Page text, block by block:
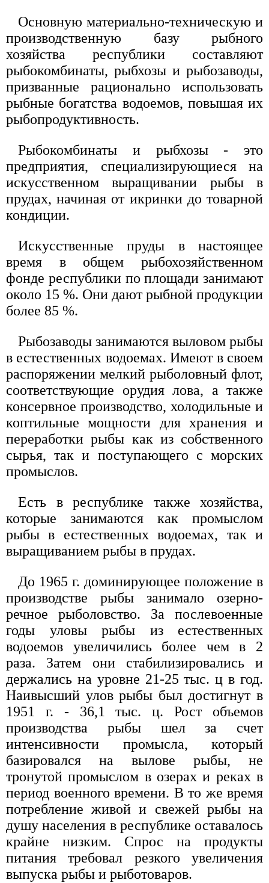
Основную материально-техническую и
производственную базу рыбного
хозяйства республики составляют
рыбокомбинаты, рыбхозы и рыбозаводы,
призванные рационально использовать
рыбные богатства водоемов, повышая их
рыбопродуктивность.
Рыбокомбинаты и рыбхозы - это
предприятия, специализирующиеся на
искусственном выращивании рыбы в
прудах, начиная от икринки до товарной
кондиции.
Искусственные пруды в настоящее
время в общем рыбохозяйственном
фонде республики по площади занимают
около 15 %. Они дают рыбной продукции
более 85 %.
Рыбозаводы занимаются выловом рыбы
в естественных водоемах. Имеют в своем
распоряжении мелкий рыболовный флот,
соответствующие орудия лова, а также
консервное производство, холодильные и
коптильные мощности для хранения и
переработки рыбы как из собственного
сырья, так и поступающего с морских
промыслов.
Есть в республике также хозяйства,
которые занимаются как промыслом
рыбы в естественных водоемах, так и
выращиванием рыбы в прудах.
До 1965 г. доминирующее положение в
производстве рыбы занимало озерно-
речное рыболовство. За послевоенные
годы уловы рыбы из естественных
водоемов увеличились более чем в 2
раза. Затем они стабилизировались и
держались на уровне 21-25 тыс. ц в год.
Наивысший улов рыбы был достигнут в
1951 г. - 36,1 тыс. ц. Рост объемов
производства рыбы шел за счет
интенсивности промысла, который
базировался на вылове рыбы, не
тронутой промыслом в озерах и реках в
период военного времени. В то же время
потребление живой и свежей рыбы на
душу населения в республике оставалось
крайне низким. Спрос на продукты
питания требовал резкого увеличения
выпуска рыбы и рыботоваров.